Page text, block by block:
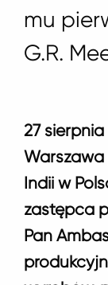
mu
G.R.
27
Indii w
zastępca
Pan